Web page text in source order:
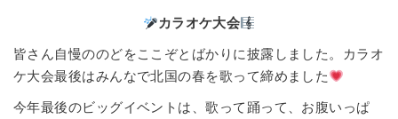
カラオケ大会
皆さん自慢ののどをここぞとばかりに披露しました。カラオ
ケ大会最後はみんなで北国の春を歌って締めました
今年最後のビッグイベントは、歌って踊って、お腹いっぱ